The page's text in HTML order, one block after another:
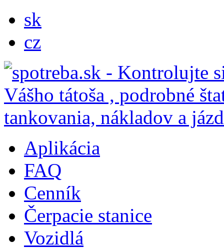
sk
cz
Aplikácia
FAQ
Cenník
Čerpacie stanice
Vozidlá